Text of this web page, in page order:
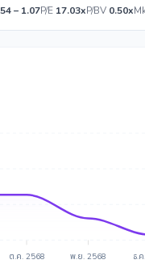
– 1.07P/E 17.03xP/BV 0.50x
ต.ค. 2568 พ.ย. 2568 ธ.